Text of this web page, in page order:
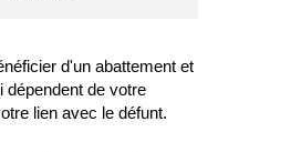
d'un abattement et
dépendent de votre
lien avec le défunt.